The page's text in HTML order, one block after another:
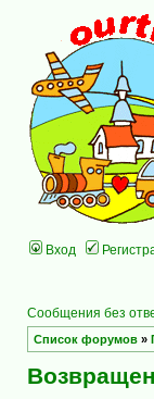
Вход
Сообщения без
Список форумов »